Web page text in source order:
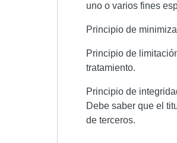
uno o varios fines
Principio de
Principio de
tratamiento.
Principio de
Debe saber que el
de terceros.